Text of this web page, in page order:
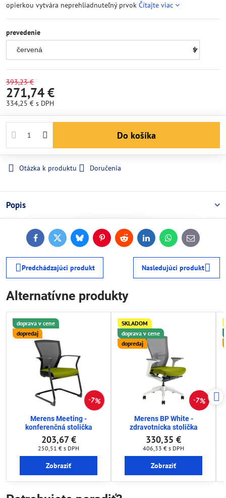
opierkou vytvára neprehliadnuteľný prvok Čítajte viac
prevedenie
393,23 €
271,74 €
334,25 € s DPH
Do košíka
Otázka k produktu Doručenia
Popis
FacebookTwitterBlueskyPinterestReddit LinkedInWhatsApp
E-
mail
Predchádzajúci produkt Nasledujúci produkt
Alternatívne produkty
7%
doprava v cene
dopredaj
Merens Meeting -
konferenčná stolička
203,67 €
250,51 € s DPH
Zobraziť
7%
SKLADOM
doprava v cene
dopredaj
Merens BP White -
zdravotnícka stolička
330,35 €
406,33 € s DPH
Zobraziť